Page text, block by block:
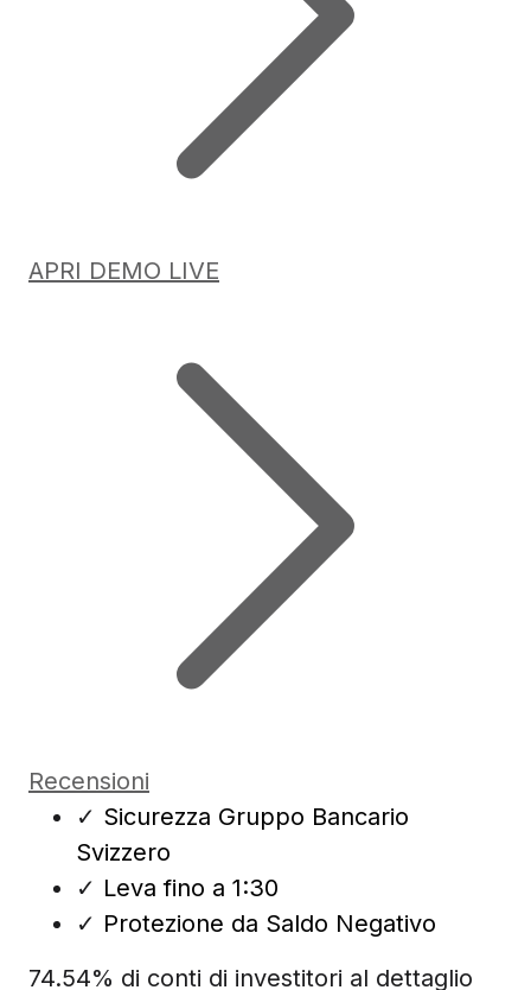
APRI DEMO LIVE
Recensioni
✓ Sicurezza Gruppo Bancario
Svizzero
✓ Leva fino a 1:30
✓ Protezione da Saldo Negativo
74.54% di conti di investitori al dettaglio